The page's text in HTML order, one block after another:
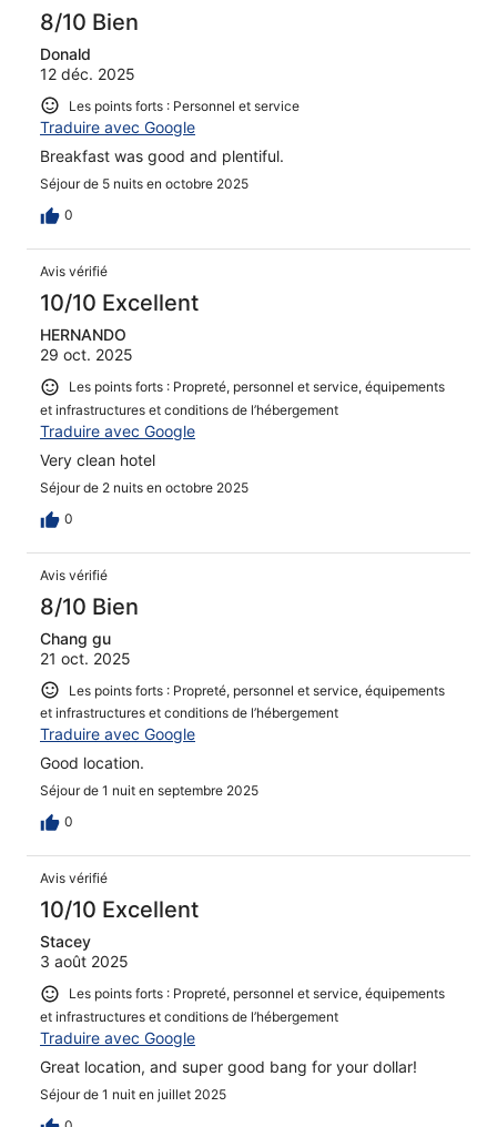
8/10 Bien
Donald
12 déc. 2025
Les points forts : Personnel et service
Traduire avec Google
Breakfast was good and plentiful.
Séjour de 5 nuits en octobre 2025
0
Avis vérifié
10/10 Excellent
HERNANDO
29 oct. 2025
Les points forts : Propreté, personnel et service, équipements
et infrastructures et conditions de l’hébergement
Traduire avec Google
Very clean hotel
Séjour de 2 nuits en octobre 2025
0
Avis vérifié
8/10 Bien
Chang gu
21 oct. 2025
Les points forts : Propreté, personnel et service, équipements
et infrastructures et conditions de l’hébergement
Traduire avec Google
Good location.
Séjour de 1 nuit en septembre 2025
0
Avis vérifié
10/10 Excellent
Stacey
3 août 2025
Les points forts : Propreté, personnel et service, équipements
et infrastructures et conditions de l’hébergement
Traduire avec Google
Great location, and super good bang for your dollar!
Séjour de 1 nuit en juillet 2025